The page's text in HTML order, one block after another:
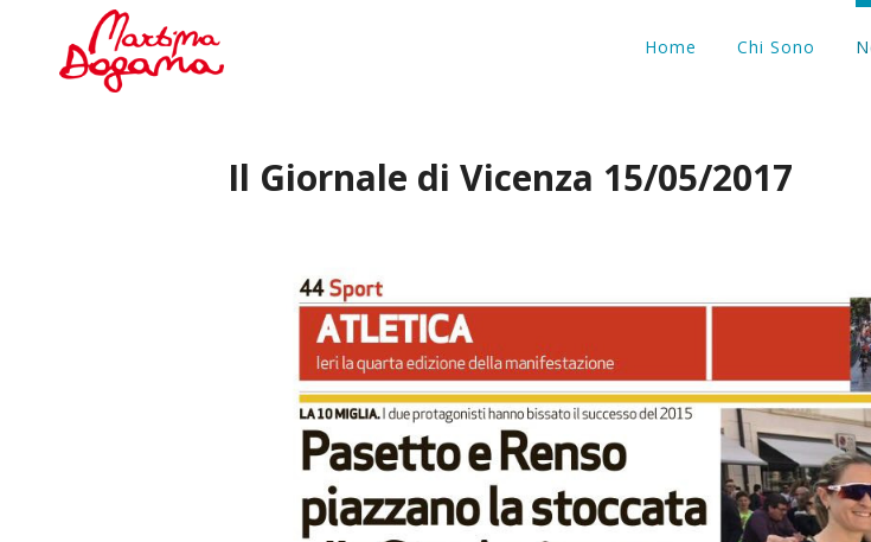
Home Chi Sono
Il Giornale di Vicenza 15/05/2017